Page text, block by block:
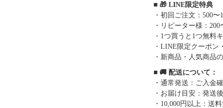
■ 🎁 LINE限定特典
・初回ご注文：500〜
・リピーター様：200
・1つ買うと1つ無料
・LINE限定クーポン
・新商品・人気商品
■ 🚚 配送について：
・通常発送：ご入金
・お届け目安：発送
・10,000円以上：送